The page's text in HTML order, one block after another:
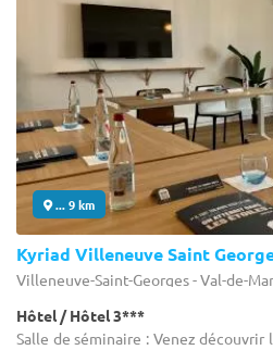
... 9 km
Kyriad Villeneuve Saint
Villeneuve-Saint-Georges - Val-de-
Hôtel / Hôtel 3***
Salle de séminaire : Venez découvrir